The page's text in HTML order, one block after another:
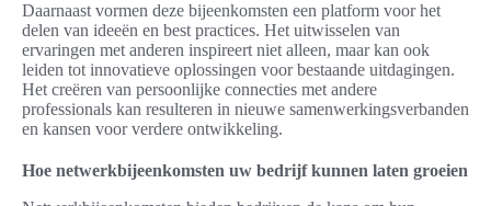
Daarnaast vormen deze bijeenkomsten een platform voor het
delen van ideeën en best practices. Het uitwisselen van
ervaringen met anderen inspireert niet alleen, maar kan ook
leiden tot innovatieve oplossingen voor bestaande uitdagingen.
Het creëren van persoonlijke connecties met andere
professionals kan resulteren in nieuwe samenwerkingsverbanden
en kansen voor verdere ontwikkeling.
Hoe netwerkbijeenkomsten uw bedrijf kunnen laten groeien